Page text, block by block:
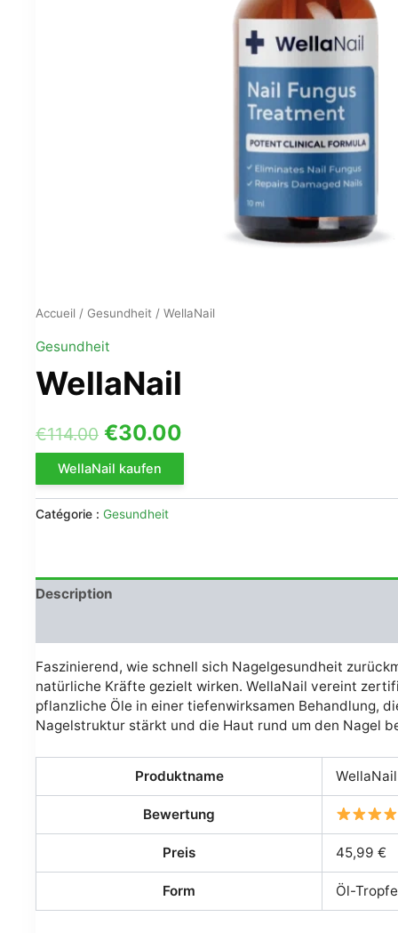
Accueil / Gesundheit / WellaNail
Gesundheit
WellaNail
€114.00 Le
prix
initial
était :
€30.00
actuel
WellaNail kaufen
Catégorie : Gesundheit
Description
Faszinierend, wie schnell sich Nagelgesundheit
natürliche Kräfte gezielt wirken. WellaNail vereint
pflanzliche Öle in einer tiefenwirksamen Behandlung,
Nagelstruktur stärkt und die Haut rund um den Nagel
Produktname WellaNail
Bewertung
Preis 45,99 €
Form Öl-